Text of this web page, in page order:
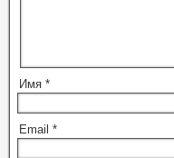
Имя *
Email *